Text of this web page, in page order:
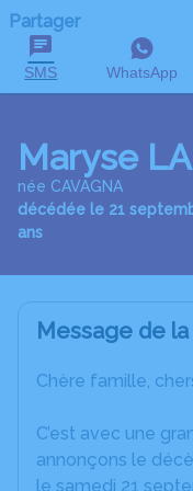
Partager
SMS WhatsApp
Maryse
née CAVAGNA
décédée le 21
ans
Message de
Chère famille,
C’est avec une
annonçons le
le samedi 21